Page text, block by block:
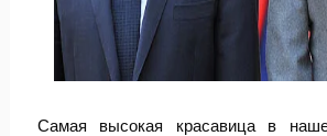
Самая высокая красавица в